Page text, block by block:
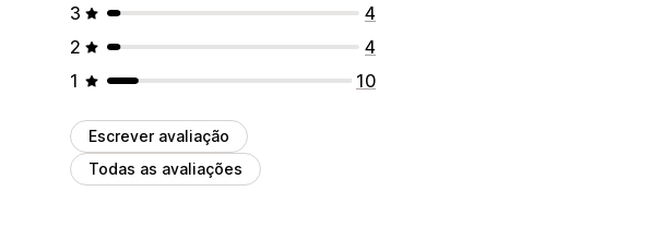
3
4
2
4
1
10
Escrever avaliação
Todas as avaliações